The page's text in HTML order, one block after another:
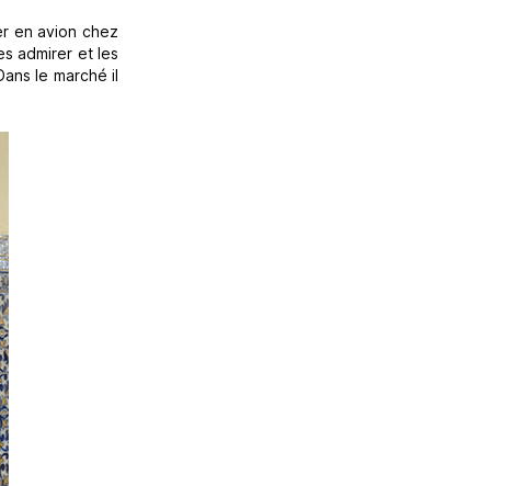
en avion chez
admirer et les
le marché il